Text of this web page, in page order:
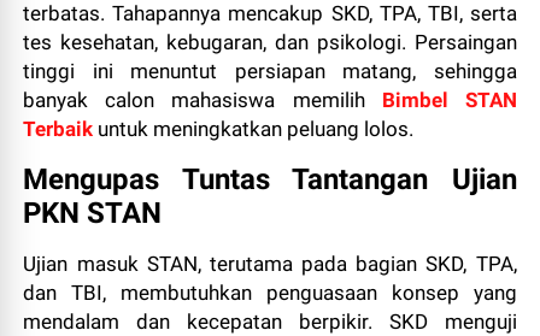
terbatas. Tahapannya mencakup SKD, TPA, TBI, serta
tes kesehatan, kebugaran, dan psikologi. Persaingan
tinggi ini menuntut persiapan matang, sehingga
banyak calon mahasiswa memilih Bimbel STAN
Terbaik untuk meningkatkan peluang lolos.
Mengupas Tuntas Tantangan Ujian
PKN STAN
Ujian masuk STAN, terutama pada bagian SKD, TPA,
dan TBI, membutuhkan penguasaan konsep yang
mendalam dan kecepatan berpikir. SKD menguji